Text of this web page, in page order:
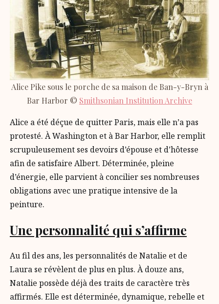
Alice Pike sous le porche de sa maison de Ban-y-Bryn à
Bar Harbor © Smithsonian Institution Archive
Alice a été déçue de quitter Paris, mais elle n’a pas
protesté. À Washington et à Bar Harbor, elle remplit
scrupuleusement ses devoirs d’épouse et d’hôtesse
afin de satisfaire Albert. Déterminée, pleine
d’énergie, elle parvient à concilier ses nombreuses
obligations avec une pratique intensive de la
peinture.
Une personnalité qui s’affirme
Au fil des ans, les personnalités de Natalie et de
Laura se révèlent de plus en plus. À douze ans,
Natalie possède déjà des traits de caractère très
affirmés. Elle est déterminée, dynamique, rebelle et